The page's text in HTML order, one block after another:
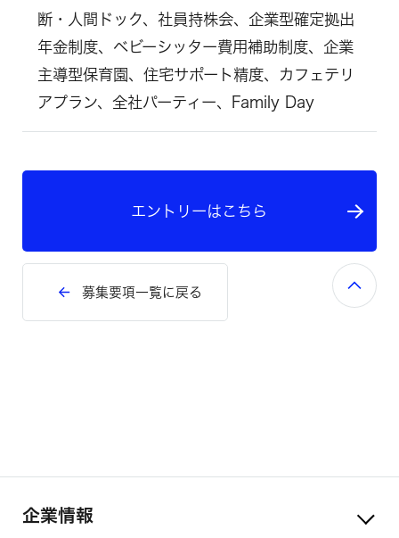
断・人間ドック、社員持株会、企業型確定拠出
年金制度、ベビーシッター費用補助制度、企業
主導型保育園、住宅サポート精度、カフェテリ
アプラン、全社パーティー、Family Day
募集要項一覧に戻る
エントリーはこちら
企業情報